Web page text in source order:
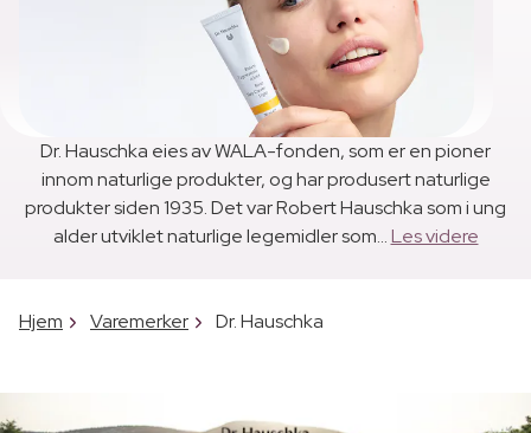
Dr. Hauschka eies av WALA-fonden, som er en pioner
innom naturlige produkter, og har produsert naturlige
produkter siden 1935. Det var Robert Hauschka som i ung
alder utviklet naturlige legemidler som...Les videre
Hjem Varemerker Dr. Hauschka